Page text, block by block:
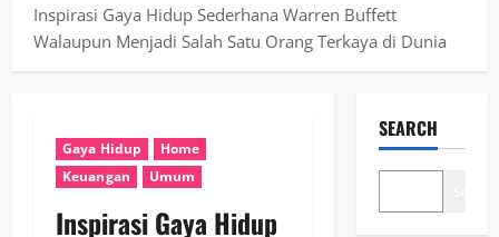
Inspirasi Gaya Hidup Sederhana Warren Buffett
Walaupun Menjadi Salah Satu Orang Terkaya di Dunia
Gaya Hidup
Home
Keuangan
Umum
Inspirasi Gaya Hidup
SEARCH